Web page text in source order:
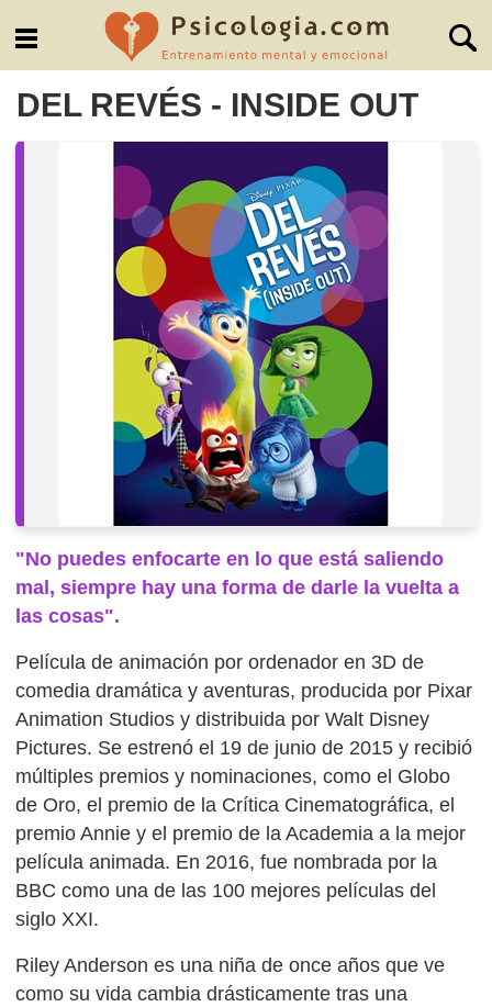
DEL REVÉS - INSIDE OUT
"No puedes enfocarte en lo que está saliendo
mal, siempre hay una forma de darle la vuelta a
las cosas".
Película de animación por ordenador en 3D de
comedia dramática y aventuras, producida por Pixar
Animation Studios y distribuida por Walt Disney
Pictures. Se estrenó el 19 de junio de 2015 y recibió
múltiples premios y nominaciones, como el Globo
de Oro, el premio de la Crítica Cinematográfica, el
premio Annie y el premio de la Academia a la mejor
película animada. En 2016, fue nombrada por la
BBC como una de las 100 mejores películas del
siglo XXI.
Riley Anderson es una niña de once años que ve
como su vida cambia drásticamente tras una